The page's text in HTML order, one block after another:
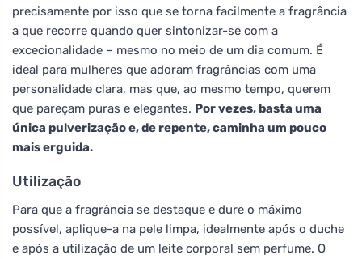
precisamente por isso que se torna facilmente a fragrância
a que recorre quando quer sintonizar-se com a
excecionalidade – mesmo no meio de um dia comum. É
ideal para mulheres que adoram fragrâncias com uma
personalidade clara, mas que, ao mesmo tempo, querem
que pareçam puras e elegantes. Por vezes, basta uma
única pulverização e, de repente, caminha um pouco
mais erguida.
Utilização
Para que a fragrância se destaque e dure o máximo
possível, aplique-a na pele limpa, idealmente após o duche
e após a utilização de um leite corporal sem perfume. O